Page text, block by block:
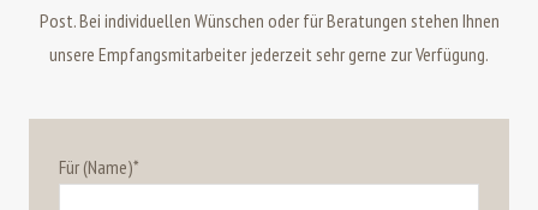
Post. Bei individuellen Wünschen oder für Beratungen stehen Ihnen
unsere Empfangsmitarbeiter jederzeit sehr gerne zur Verfügung.
Für (Name)*